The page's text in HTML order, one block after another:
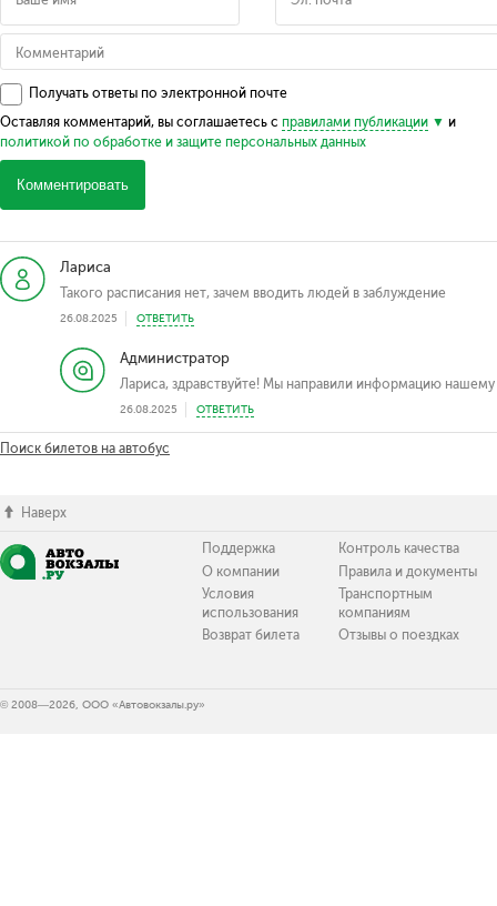
Получать ответы по электронной почте
Оставляя комментарий, вы соглашаетесь с правилами публикации
и
политикой по обработке и защите персональных данных
Комментировать
Лариса
Такого расписания нет, зачем вводить людей в заблуждение
26.08.2025 ОТВЕТИТЬ
Администратор
Лариса, здравствуйте! Мы направили информацию
26.08.2025 ОТВЕТИТЬ
Поиск билетов на автобус
Наверх
Поддержка
О компании
Условия
использования
Возврат билета
Контроль качества
Правила и документы
Транспортным
компаниям
Отзывы о поездках
© 2008—2026, ООО «Автовокзалы.ру»